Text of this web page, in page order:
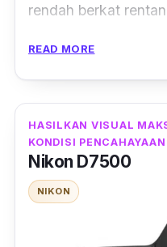
rendah berkat
Fitur stabilisasi
dan mulus. Fujifilm
sistem fokus
Keunggulan ini
mudah mengikuti
dalam situasi
READ MORE
HASILKAN VISUAL
KONDISI PENCAHAYAAN
Nikon D7500
NIKON